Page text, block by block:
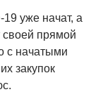
уже начат, а
своей прямой
с начатыми
закупок